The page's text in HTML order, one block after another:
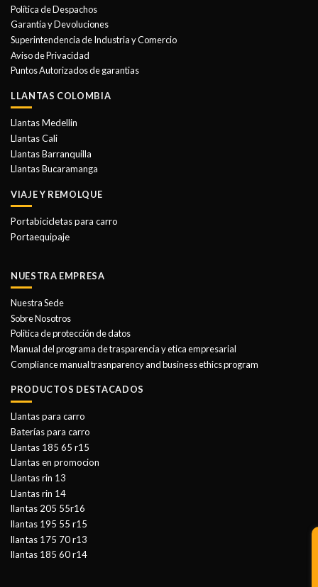
pueden
elegir
en
la
página
de
Política de Despachos
Garantía y Devoluciones
Superintendencia de Industria y Comercio
Aviso de Privacidad
Puntos Autorizados de garantias
LLANTAS COLOMBIA
Llantas Medellin
Llantas Cali
Llantas Barranquilla
Llantas Bucaramanga
VIAJE Y REMOLQUE
Portabicicletas para carro
Portaequipaje
NUESTRA EMPRESA
Nuestra Sede
Sobre Nosotros
Politica de protección de datos
Manual del programa de trasparencia y etica empresarial
Compliance manual trasnparency and business ethics program
PRODUCTOS DESTACADOS
Llantas para carro
Baterías para carro
Llantas 185 65 r15
Llantas en promocion
Llantas rin 13
Llantas rin 14
llantas 205 55r16
llantas 195 55 r15
llantas 175 70 r13
llantas 185 60 r14